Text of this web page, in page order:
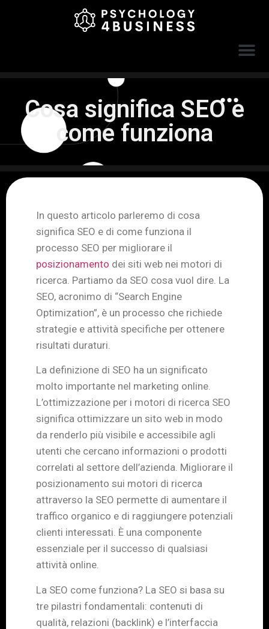
Cosa significa SEO e
come funziona
In questo articolo parleremo di cosa
significa SEO e di come funziona il
processo SEO per migliorare il
posizionamento dei siti web nei motori di
ricerca. Partiamo da SEO cosa vuol dire. La
SEO, acronimo di “Search Engine
Optimization”, è un processo che richiede
strategie e attività specifiche per ottenere
risultati duraturi.
La definizione di SEO ha un significato
molto importante nel marketing online.
L’ottimizzazione per i motori di ricerca SEO
significa ottimizzare un sito web in modo
da renderlo più visibile e accessibile agli
utenti che cercano informazioni o prodotti
correlati al settore dell’azienda. Migliorare il
posizionamento sui motori di ricerca
attraverso la SEO permette di aumentare il
traffico organico e di raggiungere potenziali
clienti interessati. È una componente
essenziale per il successo di qualsiasi
attività online.
La SEO come funziona? La SEO si basa su
tre pilastri fondamentali: contenuti di
qualità, relazioni (backlink) e l’interfaccia